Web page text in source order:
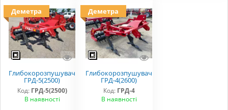
Деметра
Глибокорозпушувач
ГРД-5(2500)
Код: ГРД-5(2500)
В наявності
Деметра
Глибокорозпушувач
ГРД-4(2600)
Код: ГРД-4
В наявності